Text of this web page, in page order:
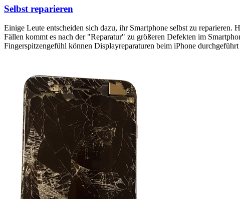
Selbst reparieren
Einige Leute entscheiden sich dazu, ihr Smartphone selbst zu
Fällen kommt es nach der "Reparatur" zu größeren Defekten im
Fingerspitzengefühl können Displayreparaturen beim iPhone